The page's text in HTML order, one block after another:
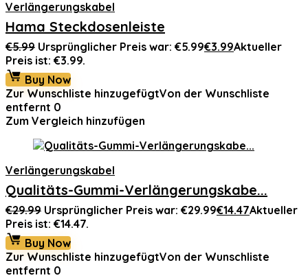
Verlängerungskabel
Hama Steckdosenleiste
€5.99 Ursprünglicher Preis war: €5.99€3.99Aktueller
Preis ist: €3.99.
Buy Now
Zur Wunschliste hinzugefügtVon der Wunschliste
entfernt 0
Zum Vergleich hinzufügen
Verlängerungskabel
Qualitäts-Gummi-Verlängerungskabe...
€29.99 Ursprünglicher Preis war: €29.99€14.47Aktueller
Preis ist: €14.47.
Buy Now
Zur Wunschliste hinzugefügtVon der Wunschliste
entfernt 0